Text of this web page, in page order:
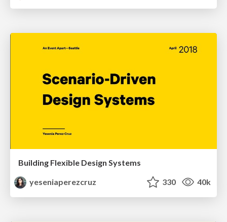
Building Flexible Design Systems
yeseniaperezcruz
330 40k